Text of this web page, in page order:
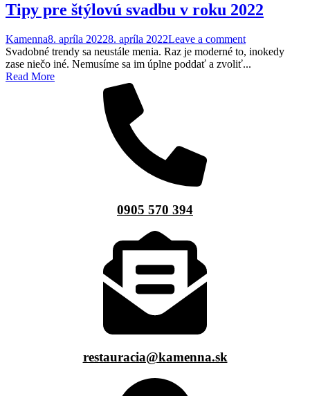
Tipy pre štýlovú svadbu v roku 2022
Kamenna8. apríla 20228. apríla 2022Leave a comment
Svadobné trendy sa neustále menia. Raz je moderné to, inokedy
zase niečo iné. Nemusíme sa im úplne poddať a zvoliť...
Read More
0905 570 394
restauracia@kamenna.sk